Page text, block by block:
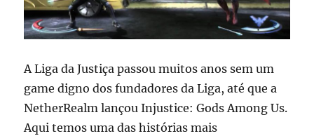
A Liga da Justiça passou muitos anos sem um
game digno dos fundadores da Liga, até que a
NetherRealm lançou Injustice: Gods Among Us.
Aqui temos uma das histórias mais